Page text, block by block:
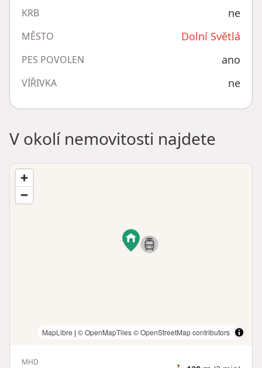
KRB ne
MĚSTO Dolní Světlá
PES POVOLEN ano
VÍŘIVKA ne
V okolí nemovitosti najdete
MapLibre | © OpenMapTiles© OpenStreetMap contributors
MHD